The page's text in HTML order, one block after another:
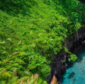
Conexión
Integra los RR.
complicaciones.
Soluciones
empresas en
Mediana
Amplía tu equipo
personalizadas.
APRENDIZAJE
Guías y recursos
Casos prácticos
Glosario de RR.
Deutsch
Español
Italiano
Português